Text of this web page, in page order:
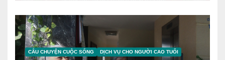
CÂU CHUYỆN CUỘC SỐNG DỊCH VỤ CHO NGƯỜI CAO TUỔI